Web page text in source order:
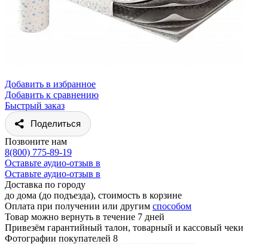
Добавить в избранное
Добавить к сравнению
Быстрый заказ
Поделиться
Позвоните нам
8(800) 775-89-19
Оставьте аудио-отзыв в
Оставьте аудио-отзыв в
Доставка по городу
до дома (до подъезда), стоимость в корзине
Оплата при получении или другим способом
Товар можно вернуть в течение 7 дней
Привезём гарантийный талон, товарный и кассовый чеки
Фотографии покупателей 8